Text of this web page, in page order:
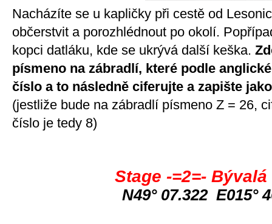
Nacházíte se u kapličky při cestě od
občerstvit a porozhlédnout po okolí.
kopci datláku, kde se ukrývá další keška.
písmeno na zábradlí, které podle
číslo a to následně ciferujte a zapište
(jestliže bude na zábradlí písmeno Z = 26,
číslo je tedy 8)
Stage -=2=-
N49° 07.322 E015°